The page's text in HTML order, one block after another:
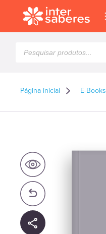
produtos
Página inicial E-Books